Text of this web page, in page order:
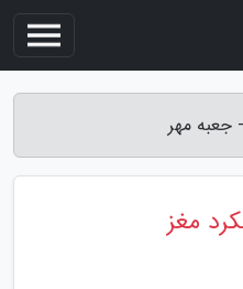
جعبه مهر
مغز